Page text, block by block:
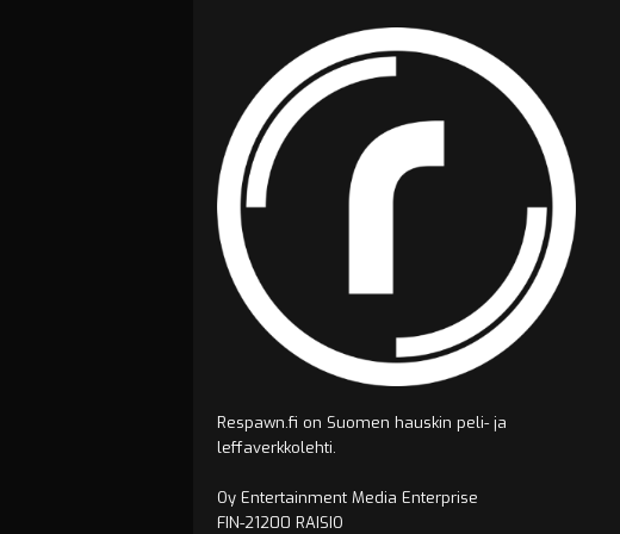
Respawn.fi on Suomen hauskin peli- ja
leffaverkkolehti.
Oy Entertainment Media Enterprise
FIN-21200 RAISIO